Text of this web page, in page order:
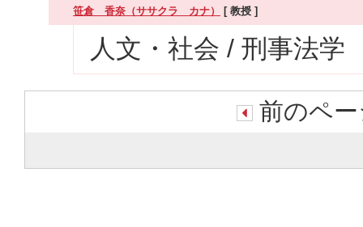
笹倉 香奈（ササクラ カナ） [ 教授 ]
人文・社会 / 刑事法学
前のペ